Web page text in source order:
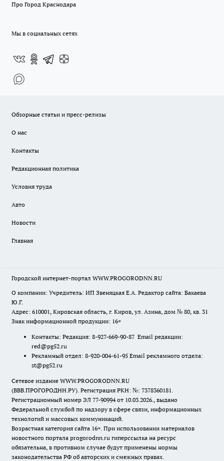
Про Город Краснодара
Мы в социальных сетях
Обзорные статьи и пресс-релизы
О нас
Контакты
Редакционная политика
Условия труда
Авто
Новости
Главная
Городской интернет-портал WWW.PROGORODNN.RU
О компании: Учредитель: ИП Звеняцкая Е.А. Редактор сайта: Бакаева
Ю.Г.
Адрес: 610001, Кировская область, г. Киров, ул. Азина, дом № 80, кв. 31
Знак информационной продукции: 16+
Контакты: Редакция: 8-927-669-90-87 Email редакции:
red@pg52.ru
Рекламный отдел: 8-920-004-61-95 Email рекламного отдела:
st@pg52.ru
Сетевое издание WWW.PROGORODNN.RU
(ВВВ.ПРОГОРОДНН.РУ). Регистрация РКН: №: 7378360181.
Регистрационный номер ЭЛ 77-90994 от 10.03.2026., выдано
Федеральной службой по надзору в сфере связи, информационных
технологий и массовых коммуникаций.
Возрастная категория сайта 16+. При использовании материалов
новостного портала progorodnn.ru гиперссылка на ресурс
обязательна, в противном случае будут применены нормы
законодательства РФ об авторских и смежных правах.